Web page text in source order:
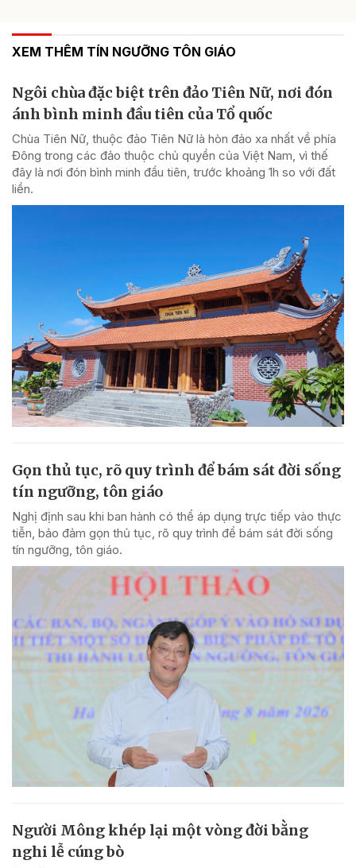
XEM THÊM TÍN NGƯỠNG TÔN GIÁO
Ngôi chùa đặc biệt trên đảo Tiên Nữ, nơi đón
ánh bình minh đầu tiên của Tổ quốc
Chùa Tiên Nữ, thuộc đảo Tiên Nữ là hòn đảo xa nhất về phía
Đông trong các đảo thuộc chủ quyền của Việt Nam, vì thế
đây là nơi đón bình minh đầu tiên, trước khoảng 1h so với đất
liền.
Gọn thủ tục, rõ quy trình để bám sát đời sống
tín ngưỡng, tôn giáo
Nghị định sau khi ban hành có thể áp dụng trực tiếp vào thực
tiễn, bảo đảm gọn thủ tục, rõ quy trình để bám sát đời sống
tín ngưỡng, tôn giáo.
Người Mông khép lại một vòng đời bằng
nghi lễ cúng bò